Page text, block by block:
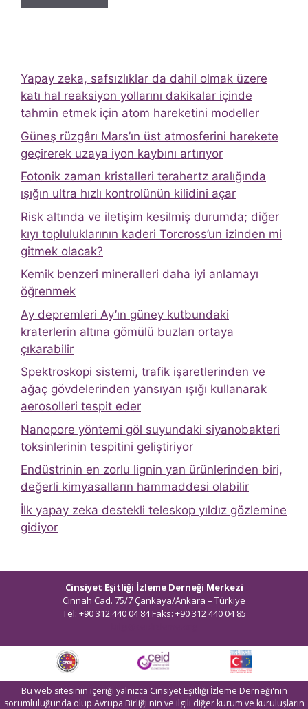
Yapay zeka, safsızlıklar da dahil olmak üzere
katı hal reaksiyon yollarını dakikalar içinde
tahmin etmek için atom hareketini modeller
Güneş rüzgârı Mars’ın üst atmosferini harekete
geçirerek uzaya iyon kaybını artırıyor
Fotonik zaman kristalleri terahertz aralığında
ışığın ultra hızlı kontrolünün kilidini açar
Risk altında ve iletişim kesilmiş durumda; diğer
kıyı topluluklarının kaderi Torcross’un izinden mi
gitmek olacak?
Kemik benzeri mineralleri daha iyi anlamayı
öğrenmek
Ay depremleri Ay’ın güney kutbundaki
kraterlerin altına gömülü buzları ortaya
çıkarabilir
Spektroskopi sistemi, trafik işaretlerinden ve
ağaç gövdelerinden yansıyan ışığı kullanarak
aerosolleri tespit eder
Nanopore yöntemi göl suyundaki siyanobakteri
toksinlerinin tespitini geliştiriyor
Endüstrinin en zorlu lignin yan ürünlerinden biri,
değerli kimyasalların hammaddesi olabilir
İlk yapay zeka destekli teleskop yıldız gözlemine
gidiyor
Cinsiyet Eşitliği İzleme Derneği Merkezi
Cinnah Cad. 75/7 Çankaya/Ankara – Türkiye
Tel: +90 312 440 04 84 Faks: +90 312 440 04 85
Bu web sitesinin içeriği yalnızca Cinsiyet Eşitliği İzleme Derneği'nin
sorumluluğunda olup Avrupa Birliği'nin ve ilgili diğer kurum ve kuruluşların